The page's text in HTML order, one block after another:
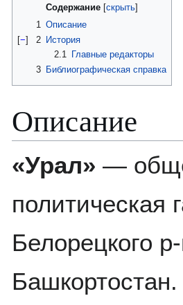
Содержание
1 Описание
[−] 2
История
2.1
Главные редакторы
3
Библиографическая справка
Описание
«Урал» —
политическая
Белорецкого